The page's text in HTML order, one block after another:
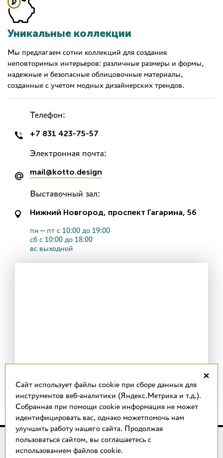
Уникальные коллекции
Мы предлагаем сотни коллекций для создания
неповторимых интерьеров: различные размеры и формы,
надежные и безопасные облицовочные материалы,
созданные с учетом модных дизайнерских трендов.
Телефон:
+7 831 423-75-57
Электронная почта:
mail@kotto.design
Выставочный зал:
Нижний Новгород, проспект Гагарина, 56
пн—пт с 10:00 до 19:00
сб с 10:00 до 18:00
вс выходной
© 2018 – 2026 КОТТО design
Магазин качественной плитки, светильников, напольных
×
Cайт использует файлы cookie при сборе данных для
инструментов веб-аналитики (Яндекс.Метрика и т.д.).
Собранная при помощи cookie информация не может
идентифицировать вас, однако можетпомочь нам
улучшить работу нашего сайта. Продолжая
пользоваться сайтом, вы соглашаетесь с
использованием файлов cookie.